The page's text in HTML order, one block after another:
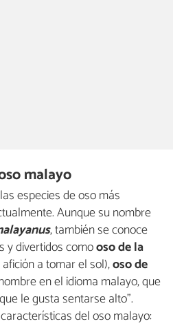
malayo
especies de oso más
Aunque su nombre
, también se conoce
y divertidos comooso de la
a tomar el sol),oso de
en el idioma malayo, que
le gusta sentarse alto”.
del oso malayo: